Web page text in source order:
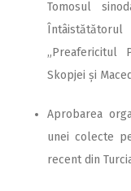
Tomosul
„Preafericitul
Skopjei și
Aprobarea
unei colecte
recent din